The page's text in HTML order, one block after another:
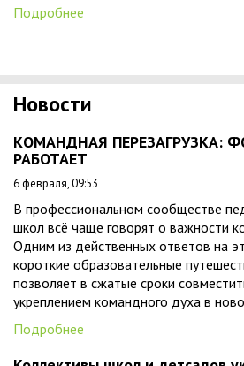
Подробнее
Новости
КОМАНДНАЯ ПЕРЕЗАГРУЗКА:
РАБОТАЕТ
6 февраля, 09:53
В профессиональном сообществе
школ всё чаще говорят о важности
Одним из действенных ответов на
короткие образовательные
позволяет в сжатые сроки
укреплением командного духа в
Подробнее